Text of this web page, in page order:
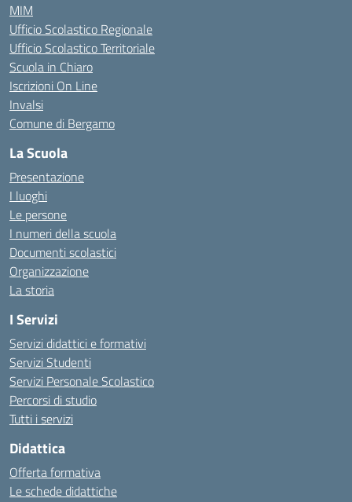
MIM
Ufficio Scolastico Regionale
Ufficio Scolastico Territoriale
Scuola in Chiaro
Iscrizioni On Line
Invalsi
Comune di Bergamo
La Scuola
Presentazione
I luoghi
Le persone
I numeri della scuola
Documenti scolastici
Organizzazione
La storia
I Servizi
Servizi didattici e formativi
Servizi Studenti
Servizi Personale Scolastico
Percorsi di studio
Tutti i servizi
Didattica
Offerta formativa
Le schede didattiche